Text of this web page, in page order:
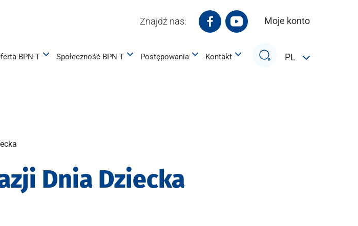
Znajdź nas:
Białostocki Park Naukowo-
Białostocki Park Naukowo-
Moje konto
BPN-T Społeczność BPN-T Postępowania Kontakt
Szukaj
PL
Dnia Dziecka